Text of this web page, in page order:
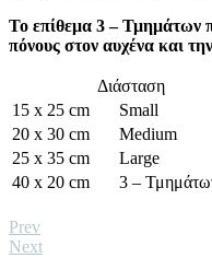
Το επίθεμα 3 – Τμημάτων
πόνους στον αυχένα και
Διάσταση
15 x 25 cm
Small
20 x 30 cm
Medium
25 x 35 cm
Large
40 x 20 cm
3 –
Prev
Next